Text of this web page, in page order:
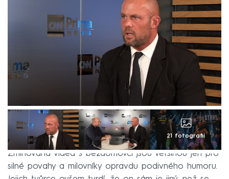
21 fotografií
Zmiňovaná videa s bezdomovci jsou většinou jen pro
silné povahy a milovníky opravdu podivného humoru.